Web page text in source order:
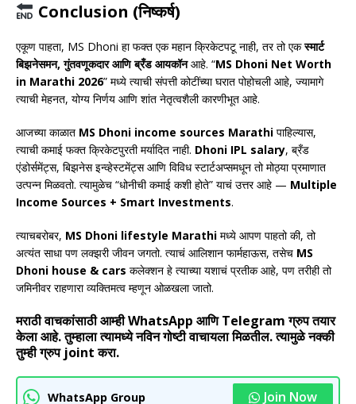
Conclusion (निष्कर्ष)
एकूण पाहता, MS Dhoni हा फक्त एक महान क्रिकेटपटू नाही, तर तो एकस्मार्ट
बिझनेसमन, गुंतवणूकदार आणि ब्रँड आयकॉनआहे. “MS Dhoni Net Worth
in Marathi 2026” मध्ये त्याची संपत्ती कोटींच्या घरात पोहोचली आहे, ज्यामागे
त्याची मेहनत, योग्य निर्णय आणि शांत नेतृत्वशैली कारणीभूत आहे.
आजच्या काळात MS Dhoni income sources Marathi पाहिल्यास,
त्याची कमाई फक्त क्रिकेटपुरती मर्यादित नाही. Dhoni IPL salary, ब्रँड
एंडोर्समेंट्स, बिझनेस इन्व्हेस्टमेंट्स आणि विविध स्टार्टअप्समधून तो मोठ्या प्रमाणात
उत्पन्न मिळवतो. त्यामुळेच “धोनीची कमाई कशी होते” याचं उत्तर आहे — Multiple
Income Sources + Smart Investments.
त्याचबरोबर, MS Dhoni lifestyle Marathi मध्ये आपण पाहतो की, तो
अत्यंत साधा पण लक्झरी जीवन जगतो. त्याचं आलिशान फार्महाऊस, तसेच MS
Dhoni house & cars कलेक्शन हे त्याच्या यशाचं प्रतीक आहे, पण तरीही तो
जमिनीवर राहणारा व्यक्तिमत्व म्हणून ओळखला जातो.
मराठी वाचकांसाठी आम्ही WhatsApp आणि Telegram ग्रुप तयार
केला आहे. तुम्हाला त्यामध्ये नविन गोष्टी वाचायला मिळतील. त्यामुळे नक्की
तुम्ही ग्रुप joint करा.
WhatsApp Group Join Now